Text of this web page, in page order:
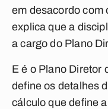
em desacordo com
explica que a
a cargo do Plano
E é o Plano Diretor
define os detalhes
cálculo que define